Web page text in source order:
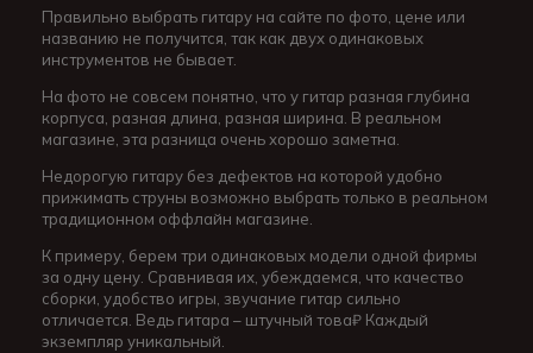
Правильно выбрать гитару на сайте по фото, цене или
названию не получится, так как двух одинаковых
инструментов не бывает.
На фото не совсем понятно, что у гитар разная глубина
корпуса, разная длина, разная ширина. В реальном
магазине, эта разница очень хорошо заметна.
Недорогую гитару без дефектов на которой удобно
прижимать струны возможно выбрать только в реальном
традиционном оффлайн магазине.
К примеру, берем три одинаковых модели одной фирмы
за одну цену. Сравнивая их, убеждаемся, что качество
сборки, удобство игры, звучание гитар сильно
отличается. Ведь гитара – штучный това₽ Каждый
экземпляр уникальный.